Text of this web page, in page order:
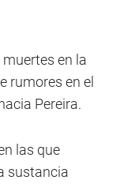
en la
rumores en el
Pereira.
las que
sustancia